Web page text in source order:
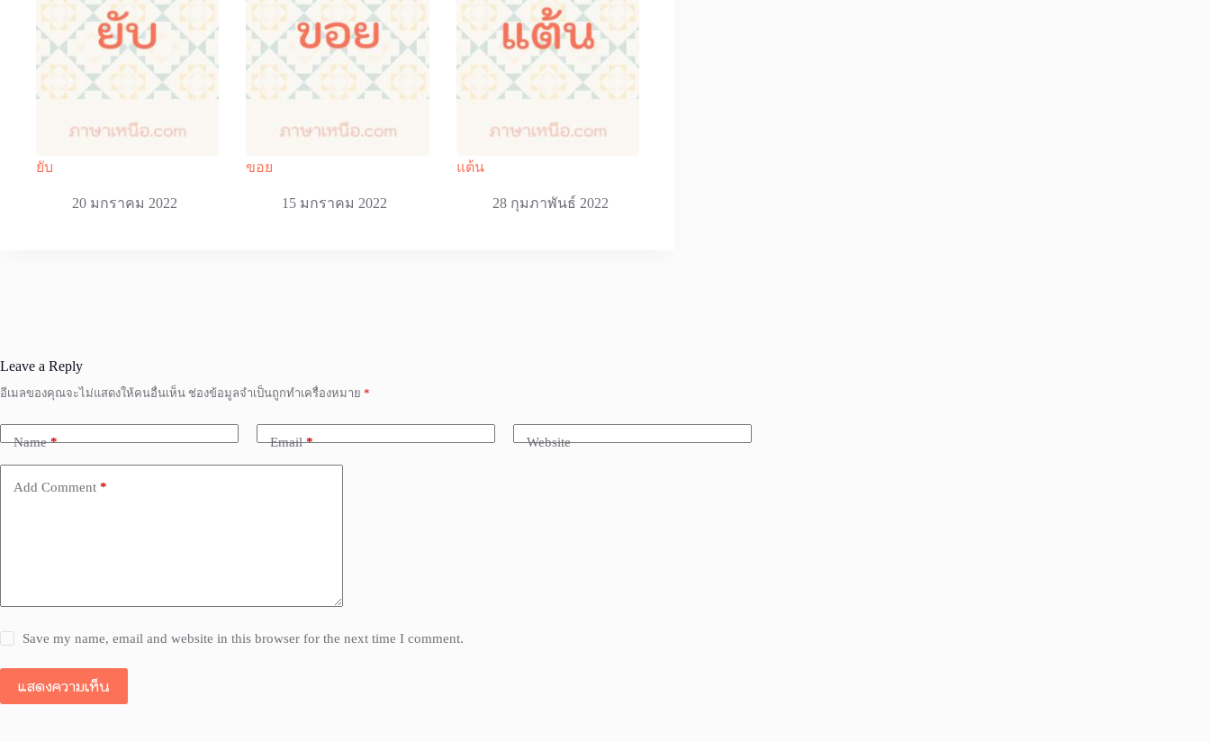
ยับ
20 มกราคม 2022
ขอย
15 มกราคม 2022
แต้น
28 กุมภาพันธ์ 2022
Leave a Reply
อีเมลของคุณจะไม่แสดงให้คนอื่นเห็น ช่องข้อมูลจำเป็นถูกทำเครื่องหมาย *
Name* Email* Website
Add Comment *
Save my name, email and website in this browser for the next time I comment.
แสดงความเห็น